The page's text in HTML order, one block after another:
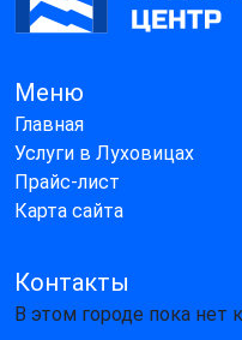
Меню
Главная
Услуги в Луховицах
Прайс-лист
Карта сайта
Контакты
В этом городе пока нет